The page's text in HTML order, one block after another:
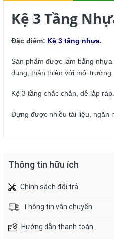
Kệ 3 Tầng
Đặc điểm: Kệ 3 tầng nhựa.
Sản phẩm được làm bằng
dụng, thân thiện với môi trường.
Kệ 3 tầng chắc chắn, dễ lắp ráp.
Đựng được nhiều tài liệu, ngăn
Thông tin hữu ích
Chính sách đổi trả
Thông tin vận chuyển
Hướng dẫn thanh toán